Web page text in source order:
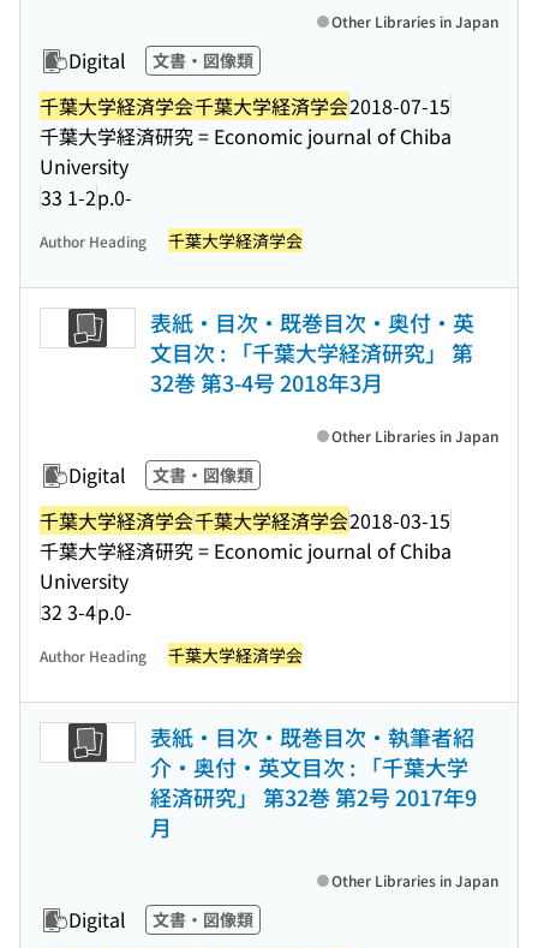
Digital 文書・図像類
千葉大学経済学会千葉大学経済学会2018-07-15
千葉大学経済研究 = Economic journal of Chiba
University
33 1-2p.0-
Other Libraries in Japan
Author Heading 千葉大学経済学会
表紙・目次・既巻目次・奥付・英
文目次 : 「千葉大学経済研究」 第
32巻 第3-4号 2018年3月
Digital 文書・図像類
千葉大学経済学会千葉大学経済学会2018-03-15
千葉大学経済研究 = Economic journal of Chiba
University
32 3-4p.0-
Other Libraries in Japan
Author Heading 千葉大学経済学会
表紙・目次・既巻目次・執筆者紹
介・奥付・英文目次 : 「千葉大学
経済研究」 第32巻 第2号 2017年9
月
Digital 文書・図像類
Other Libraries in Japan